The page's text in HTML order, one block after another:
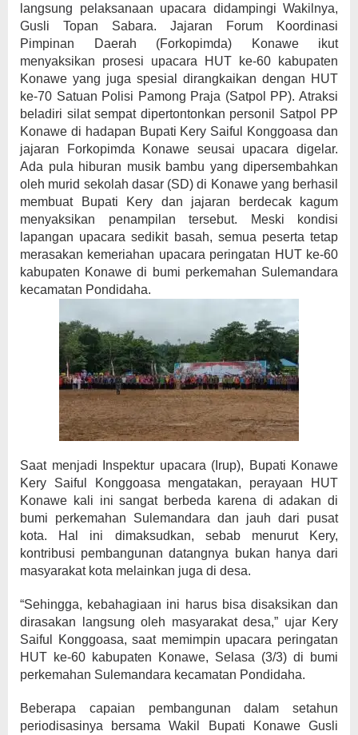
langsung pelaksanaan upacara didampingi Wakilnya,
Gusli Topan Sabara. Jajaran Forum Koordinasi
Pimpinan Daerah (Forkopimda) Konawe ikut
menyaksikan prosesi upacara HUT ke-60 kabupaten
Konawe yang juga spesial dirangkaikan dengan HUT
ke-70 Satuan Polisi Pamong Praja (Satpol PP). Atraksi
beladiri silat sempat dipertontonkan personil Satpol PP
Konawe di hadapan Bupati Kery Saiful Konggoasa dan
jajaran Forkopimda Konawe seusai upacara digelar.
Ada pula hiburan musik bambu yang dipersembahkan
oleh murid sekolah dasar (SD) di Konawe yang berhasil
membuat Bupati Kery dan jajaran berdecak kagum
menyaksikan penampilan tersebut. Meski kondisi
lapangan upacara sedikit basah, semua peserta tetap
merasakan kemeriahan upacara peringatan HUT ke-60
kabupaten Konawe di bumi perkemahan Sulemandara
kecamatan Pondidaha.
Saat menjadi Inspektur upacara (Irup), Bupati Konawe
Kery Saiful Konggoasa mengatakan, perayaan HUT
Konawe kali ini sangat berbeda karena di adakan di
bumi perkemahan Sulemandara dan jauh dari pusat
kota. Hal ini dimaksudkan, sebab menurut Kery,
kontribusi pembangunan datangnya bukan hanya dari
masyarakat kota melainkan juga di desa.
“Sehingga, kebahagiaan ini harus bisa disaksikan dan
dirasakan langsung oleh masyarakat desa,” ujar Kery
Saiful Konggoasa, saat memimpin upacara peringatan
HUT ke-60 kabupaten Konawe, Selasa (3/3) di bumi
perkemahan Sulemandara kecamatan Pondidaha.
Beberapa capaian pembangunan dalam setahun
periodisasinya bersama Wakil Bupati Konawe Gusli